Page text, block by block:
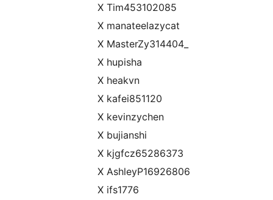
X Tim453102085
X manateelazycat
X MasterZy314404_
X hupisha
X heakvn
X kafei851120
X kevinzychen
X bujianshi
X kjgfcz65286373
X AshleyP16926806
X ifs1776